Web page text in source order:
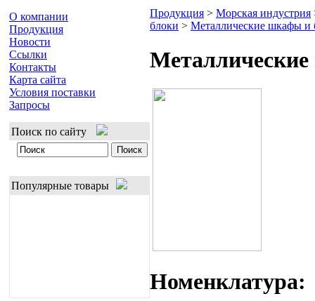
О компании
Продукция
Новости
Ссылки
Контакты
Карта сайта
Условия поставки
Запросы
Поиск по сайту
Популярные товары
Продукция > Морская индустрия
блоки > Металлические шкафы и
Номенклатура: